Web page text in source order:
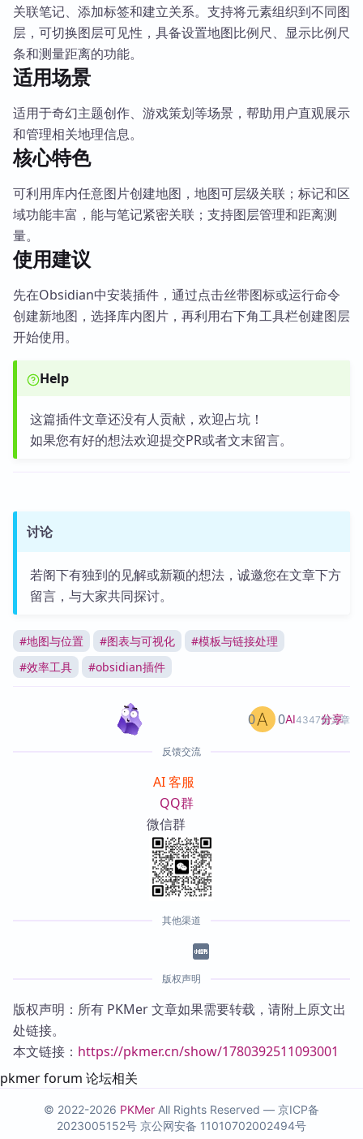
关联笔记、添加标签和建立关系。支持将元素组织到不同图
层，可切换图层可见性，具备设置地图比例尺、显示比例尺
条和测量距离的功能。
适用场景
适用于奇幻主题创作、游戏策划等场景，帮助用户直观展示
和管理相关地理信息。
核心特色
可利用库内任意图片创建地图，地图可层级关联；标记和区
域功能丰富，能与笔记紧密关联；支持图层管理和距离测
量。
使用建议
先在Obsidian中安装插件，通过点击丝带图标或运行命令
创建新地图，选择库内图片，再利用右下角工具栏创建图层
开始使用。
Help
这篇插件文章还没有人贡献，欢迎占坑！
如果您有好的想法欢迎提交PR或者文末留言。
讨论
若阁下有独到的见解或新颖的想法，诚邀您在文章下方
留言，与大家共同探讨。
#地图与位置 #图表与可视化 #模板与链接处理
#效率工具 #obsidian插件
AI4347篇文章
0 0 分享
反馈交流
AI 客服
QQ群
微信群
其他渠道
版权声明
版权声明：所有 PKMer 文章如果需要转载，请附上原文出
处链接。
本文链接： https://pkmer.cn/show/1780392511093001
pkmer forum 论坛相关
© 2022-2026 PKMer All Rights Reserved — 京ICP备
2023005152号 京公网安备 11010702002494号